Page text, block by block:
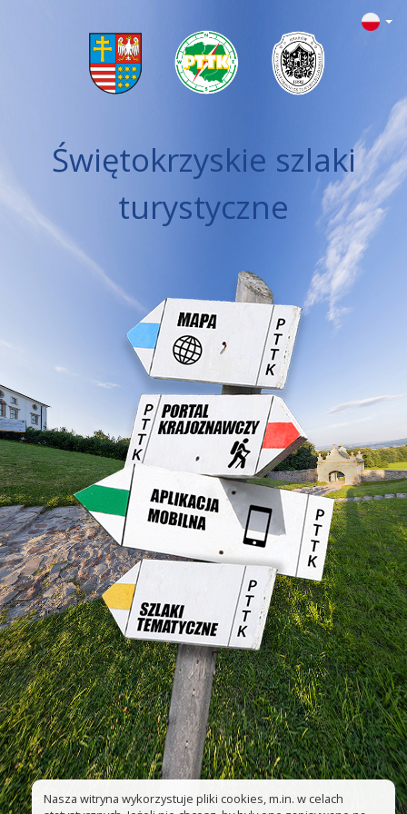
Świętokrzyskie szlaki
turystyczne
Nasza witryna wykorzystuje pliki cookies, m.in. w celach